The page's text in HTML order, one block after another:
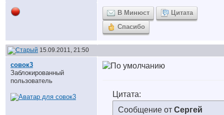
В Минюст
Цитата
Спасибо
15.09.2011, 21:50
совок3
Заблокированный
пользователь
Цитата:
Сообщение от Сергей